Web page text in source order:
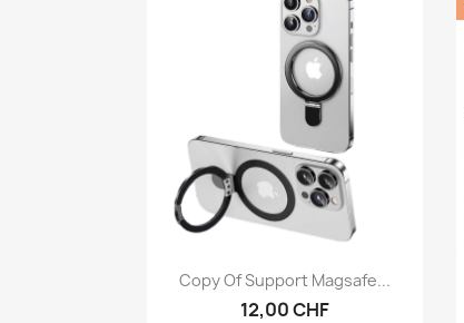
Anteprima
Copy Of Support Magsafe...
12,00 CHF